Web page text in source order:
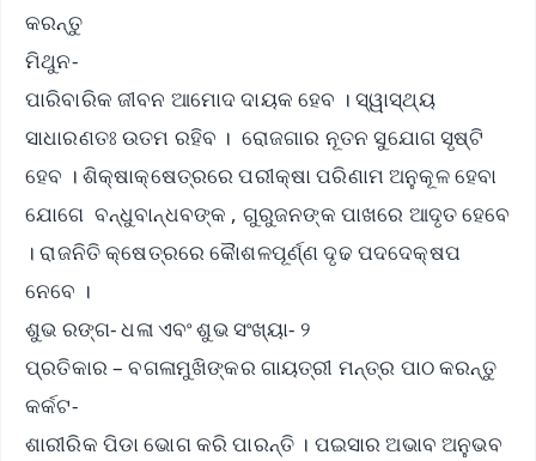
କରନ୍ତୁ
ମିଥୁନ-
ପାରିବାରିକ ଜୀବନ ଆମୋଦ ଦାୟକ ହେବ । ସ୍ୱାସ୍ଥ୍ୟ
ସାଧାରଣତଃ ଉତମ ରହିବ । ରୋଜଗାର ନୂତନ ସୁଯୋଗ ସୃଷ୍ଟି
ହେବ । ଶିକ୍ଷାକ୍ଷେତ୍ରରେ ପରୀକ୍ଷା ପରିଣାମ ଅନୁକୂଳ ହେବା
ଯୋଗେ ବନ୍ଧୁବାନ୍ଧବଙ୍କ , ଗୁରୁଜନଙ୍କ ପାଖରେ ଆଦୃତ ହେବେ
। ରାଜନିତି କ୍ଷେତ୍ରରେ କୈାଶଳପୂର୍ଣ୍ଣ ଦୃଢ ପଦଦେକ୍ଷପ
ନେବେ ।
ଶୁଭ ରଙ୍ଗ- ଧଳା ଏବଂ ଶୁଭ ସଂଖ୍ୟା- ୨
ପ୍ରତିକାର – ବଗଳାମୁଖିଙ୍କର ଗାୟତ୍ରୀ ମନ୍ତ୍ର ପାଠ କରନ୍ତୁ
କର୍କଟ-
ଶାରୀରିକ ପିଡା ଭୋଗ କରି ପାରନ୍ତି । ପଇସାର ଅଭାବ ଅନୁଭବ